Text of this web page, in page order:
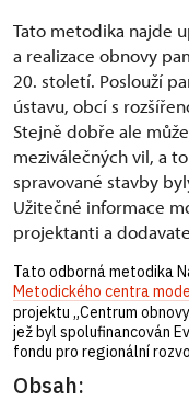
Tato metodika najde
a realizace obnovy
20. století. Poslouží
ústavu, obcí s
Stejně dobře ale
meziválečných vil, a
spravované stavby
Užitečné informace
projektanti a
Tato odborná metodika
Metodického centra
projektu „Centrum
jež byl spolufinancován
fondu pro regionální
Obsah: